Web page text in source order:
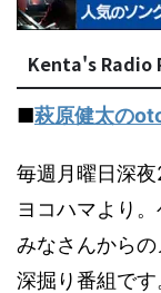
Kenta's Radio
■萩原健太の
毎週月曜日深
ヨコハマより
みなさんから
深掘り番組で